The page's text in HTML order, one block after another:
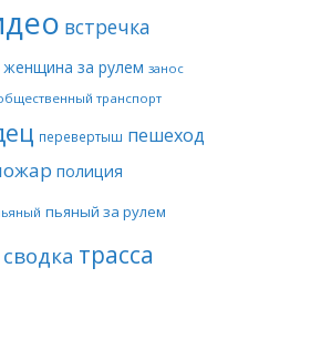
встречка
женщина за рулем занос
транспорт
перевертыш пешеход
полиция
пьяный за рулем
сводка трасса